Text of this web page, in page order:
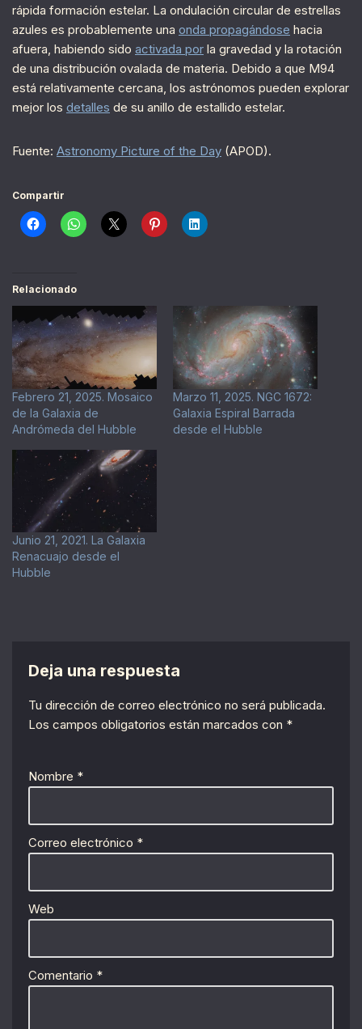
rápida formación estelar. La ondulación circular de estrellas
azules es probablemente una onda propagándose hacia
afuera, habiendo sido activada por la gravedad y la rotación
de una distribución ovalada de materia. Debido a que M94
está relativamente cercana, los astrónomos pueden explorar
mejor los detalles de su anillo de estallido estelar.
Fuente: Astronomy Picture of the Day (APOD).
Compartir
Relacionado
Febrero 21, 2025. Mosaico
de la Galaxia de
Andrómeda del Hubble
Marzo 11, 2025. NGC 1672:
Galaxia Espiral Barrada
desde el Hubble
Junio 21, 2021. La Galaxia
Renacuajo desde el
Hubble
Deja una respuesta
Tu dirección de correo electrónico no será publicada.
Los campos obligatorios están marcados con *
Nombre *
Correo electrónico *
Web
Comentario *